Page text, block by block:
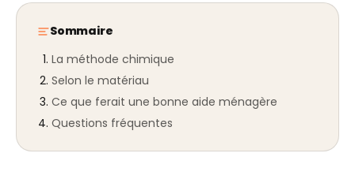
Sommaire
La méthode chimique
Selon le matériau
Ce que ferait une bonne aide ménagère
Questions fréquentes